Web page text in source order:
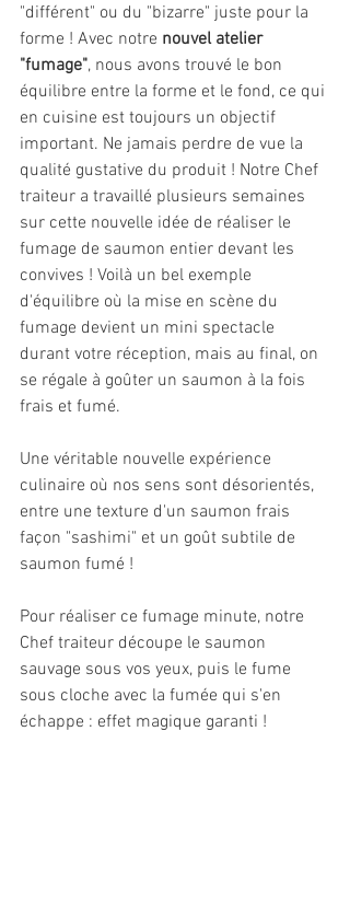
"différent" ou du "bizarre" juste pour la
forme ! Avec notre nouvel atelier
"fumage", nous avons trouvé le bon
équilibre entre la forme et le fond, ce qui
en cuisine est toujours un objectif
important. Ne jamais perdre de vue la
qualité gustative du produit ! Notre Chef
traiteur a travaillé plusieurs semaines
sur cette nouvelle idée de réaliser le
fumage de saumon entier devant les
convives ! Voilà un bel exemple
d'équilibre où la mise en scène du
fumage devient un mini spectacle
durant votre réception, mais au final, on
se régale à goûter un saumon à la fois
frais et fumé.
Une véritable nouvelle expérience
culinaire où nos sens sont désorientés,
entre une texture d'un saumon frais
façon "sashimi" et un goût subtile de
saumon fumé !
Pour réaliser ce fumage minute, notre
Chef traiteur découpe le saumon
sauvage sous vos yeux, puis le fume
sous cloche avec la fumée qui s'en
échappe : effet magique garanti !